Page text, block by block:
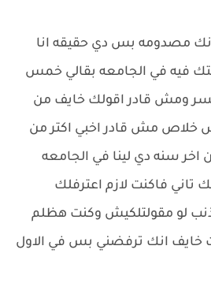
انك مصدومه بس دي حقيقه انا
فيه في الجامعه بقالي خمس
ومش قادر اقولك خايف من
خلاص مش قادر اخبي اكتر من
سنه دي لينا في الجامعه
فاكنت لازم اعترفلك
لو مقولتلكيش وكنت هظلم
خايف انك ترفضني بس في الاول